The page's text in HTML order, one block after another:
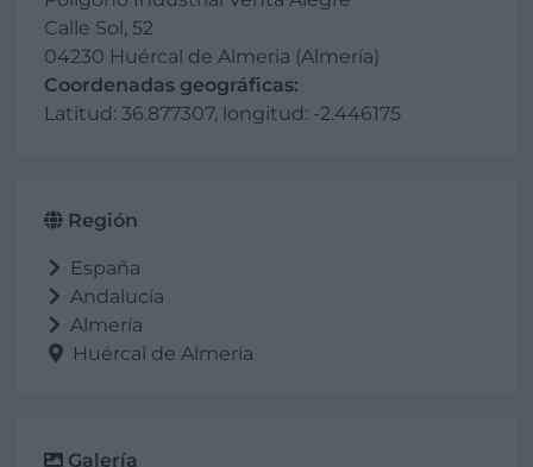
Calle Sol, 52
04230 Huércal de Almeria (Almería)
Coordenadas geográficas:
Latitud: 36.877307, longitud: -2.446175
Región
España
Andalucía
Almería
Huércal de Almería
Galería